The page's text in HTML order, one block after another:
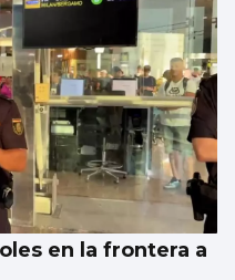
en la frontera a